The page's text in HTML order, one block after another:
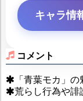
キャラ情
コメント
「青葉モカ」
荒らし行為や誹